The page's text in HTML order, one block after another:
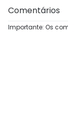
Comentários
Importante: Os